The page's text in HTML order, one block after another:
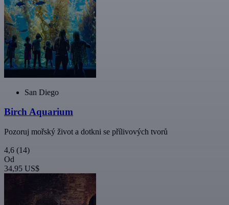
San Diego
Birch Aquarium
Pozoruj mořský život a dotkni se přílivových tvorů
4,6 (14)
Od
34,95 US$